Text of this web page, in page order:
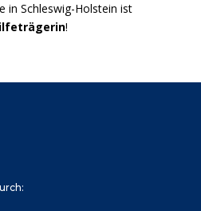
in Schleswig-Holstein ist
!